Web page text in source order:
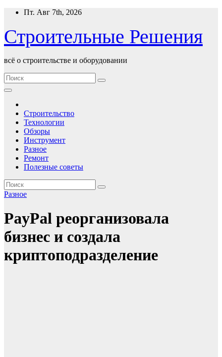
Перейти
содержимому
Пт. Авг 7th, 2026
Строительные Решения
всё о строительстве и оборудовании
Строительство
Технологии
Обзоры
Инструмент
Разное
Ремонт
Полезные советы
Разное
PayPal реорганизовала
бизнес и создала
криптоподразделение